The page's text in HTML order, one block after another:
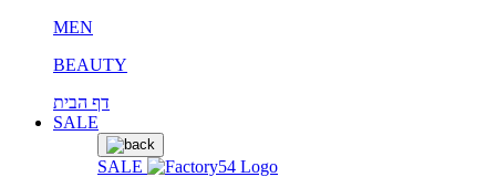
MEN
BEAUTY
דף הבית
SALE
SALE